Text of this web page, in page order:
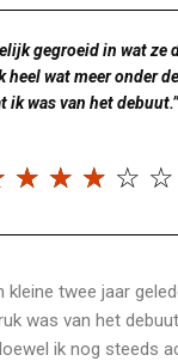
gegroeid in wat ze
heel wat meer onder
ik was van het debuut.”
☆ ☆ ☆ ☆ ☆
kleine twee jaar
was van het
ik nog steeds